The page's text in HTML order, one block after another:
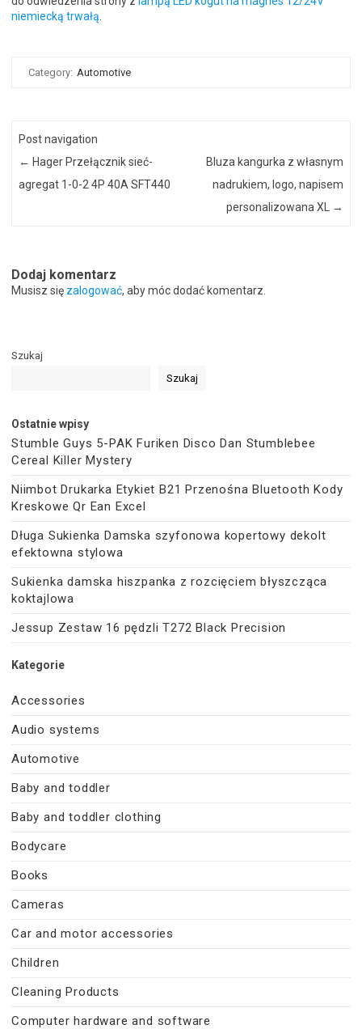
niemiecką trwałą
Category: Automotive
Post navigation
← Hager Przełącznik sieć-
agregat 1-0-2 4P 40A SFT440
Bluza kangurka z własnym
nadrukiem, logo, napisem
personalizowana XL →
Dodaj komentarz
Musisz się zalogować, aby móc dodać komentarz.
Szukaj
Szukaj
Ostatnie wpisy
Stumble Guys 5-PAK Furiken Disco Dan Stumblebee
Cereal Killer Mystery
Niimbot Drukarka Etykiet B21 Przenośna Bluetooth Kody
Kreskowe Qr Ean Excel
Długa Sukienka Damska szyfonowa kopertowy dekolt
efektowna stylowa
Sukienka damska hiszpanka z rozcięciem błyszcząca
koktajlowa
Jessup Zestaw 16 pędzli T272 Black Precision
Kategorie
Accessories
Audio systems
Automotive
Baby and toddler
Baby and toddler clothing
Bodycare
Books
Cameras
Car and motor accessories
Children
Cleaning Products
Computer hardware and software